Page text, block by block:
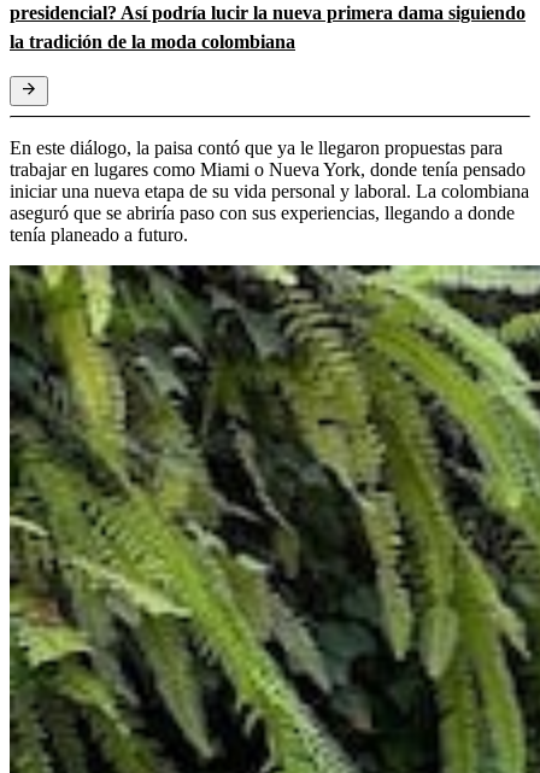
presidencial? Así podría lucir la nueva primera dama siguiendo
la tradición de la moda colombiana
En este diálogo, la paisa contó que ya le llegaron propuestas para
trabajar en lugares como Miami o Nueva York, donde tenía pensado
iniciar una nueva etapa de su vida personal y laboral. La colombiana
aseguró que se abriría paso con sus experiencias, llegando a donde
tenía planeado a futuro.